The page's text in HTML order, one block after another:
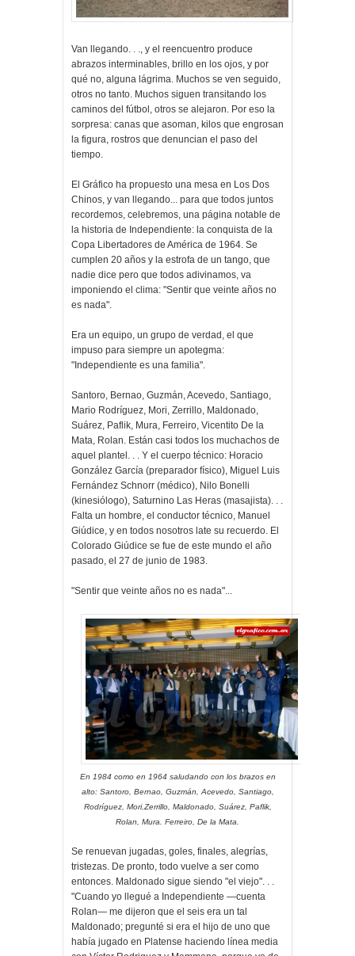
Van llegando. . ., y el reencuentro produce
abrazos interminables, brillo en los ojos, y por
qué no, alguna lágrima. Muchos se ven seguido,
otros no tanto. Muchos siguen transitando los
caminos del fútbol, otros se alejaron. Por eso la
sorpresa: canas que asoman, kilos que engrosan
la figura, rostros que denuncian el paso del
tiempo.
El Gráfico ha propuesto una mesa en Los Dos
Chinos, y van llegando... para que todos juntos
recordemos, celebremos, una página notable de
la historia de Independiente: la conquista de la
Copa Libertadores de América de 1964. Se
cumplen 20 años y la estrofa de un tango, que
nadie dice pero que todos adivinamos, va
imponiendo el clima: "Sentir que veinte años no
es nada".
Era un equipo, un grupo de verdad, el que
impuso para siempre un apotegma:
"Independiente es una familia".
Santoro, Bernao, Guzmán, Acevedo, Santiago,
Mario Rodríguez, Mori, Zerrillo, Maldonado,
Suárez, Paflik, Mura, Ferreiro, Vicentito De la
Mata, Rolan. Están casi todos los muchachos de
aquel plantel. . . Y el cuerpo técnico: Horacio
González García (preparador físico), Miguel Luis
Fernández Schnorr (médico), Nilo Bonelli
(kinesiólogo), Saturnino Las Heras (masajista). . .
Falta un hombre, el conductor técnico, Manuel
Giúdice, y en todos nosotros late su recuerdo. El
Colorado Giúdice se fue de este mundo el año
pasado, el 27 de junio de 1983.
"Sentir que veinte años no es nada"...
En 1984 como en 1964 saludando con los brazos en
alto: Santoro, Bernao, Guzmán, Acevedo, Santiago,
Rodríguez, Mori,Zerrillo, Maldonado, Suárez, Paflik,
Rolan, Mura. Ferreiro, De la Mata.
Se renuevan jugadas, goles, finales, alegrías,
tristezas. De pronto, todo vuelve a ser como
entonces. Maldonado sigue siendo "el viejo". . .
"Cuando yo llegué a Independiente —cuenta
Rolan— me dijeron que el seis era un tal
Maldonado; pregunté si era el hijo de uno que
había jugado en Platense haciendo línea media